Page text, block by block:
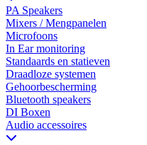
PA Speakers
Mixers / Mengpanelen
Microfoons
In Ear monitoring
Standaards en statieven
Draadloze systemen
Gehoorbescherming
Bluetooth speakers
DI Boxen
Audio accessoires